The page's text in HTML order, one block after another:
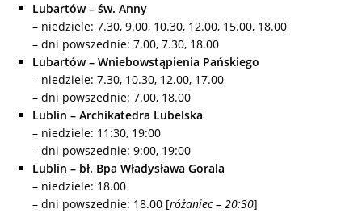
Lubartów – św. Anny
– niedziele: 7.30, 9.00, 10.30, 12.00, 15.00, 18.00
– dni powszednie: 7.00, 7.30, 18.00
Lubartów – Wniebowstąpienia Pańskiego
– niedziele: 7.30, 10.30, 12.00, 17.00
– dni powszednie: 7.00, 18.00
Lublin – Archikatedra Lubelska
– niedziele: 11:30, 19:00
– dni powszednie: 9:00, 19:00
Lublin – bł. Bpa Władysława Gorala
– niedziele: 18.00
– dni powszednie: 18.00 [różaniec – 20:30]